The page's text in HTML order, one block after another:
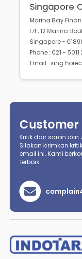
Singapore
Marina Bay
17F, 12 Marina
Singapore -
Phone : 021 - 5011
Email :
Customer
Kritik dan saran
Silakan kirimkan
email ini. Kami
terbaik.